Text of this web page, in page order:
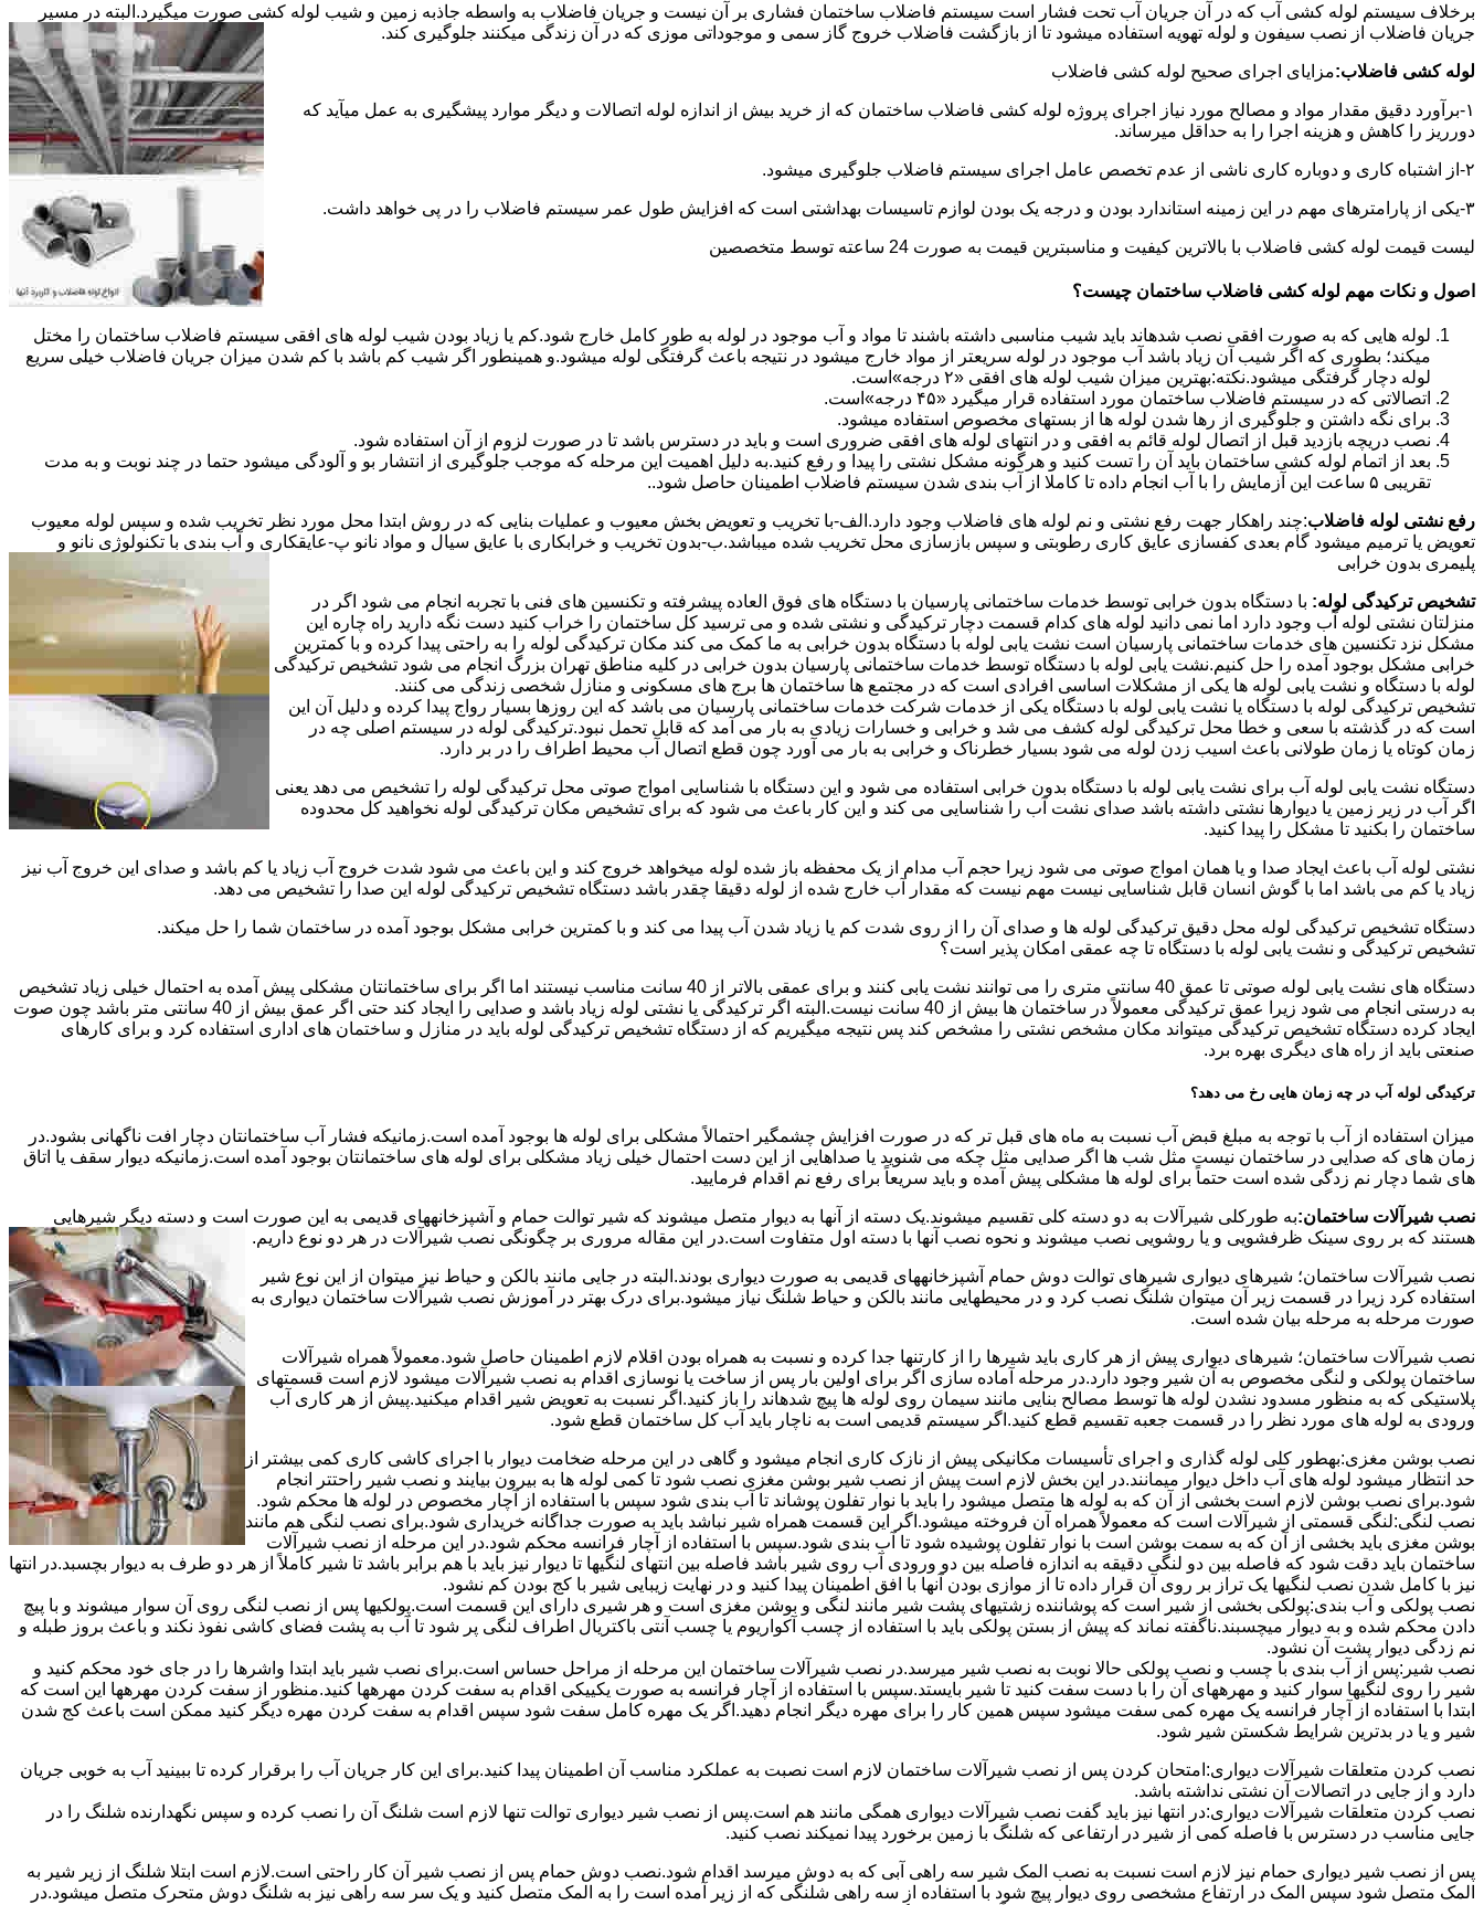
برخلاف سیستم لوله کشی آب که در آن جریان آب تحت فشار است سیستم فاضلاب ساختمان فشاری بر آن نیست و جریان فاضلاب به واسطه جاذبه زمین و شیب لوله کشی صورت میگیرد.البته در مسیر
جریان فاضلاب از نصب سیفون و لوله تهویه استفاده میشود تا از بازگشت فاضلاب خروج گاز سمی و موجوداتی موزی که در آن زندگی میکنند جلوگیری کند.
لوله کشی فاضلاب:مزایای اجرای صحیح لوله کشی فاضلاب
۱-برآورد دقیق مقدار مواد و مصالح مورد نیاز اجرای پروژه لوله کشی فاضلاب ساختمان که از خرید بیش از اندازه لوله اتصالات و دیگر موارد پیشگیری به عمل میآید که
دورریز را کاهش و هزینه اجرا را به حداقل میرساند.
۲-از اشتباه کاری و دوباره کاری ناشی از عدم تخصص عامل اجرای سیستم فاضلاب جلوگیری میشود.
۳-یکی از پارامترهای مهم در این زمینه استاندارد بودن و درجه یک بودن لوازم تاسیسات بهداشتی است که افزایش طول عمر سیستم فاضلاب را در پی خواهد داشت.
لیست قیمت لوله کشی فاضلاب با بالاترین کیفیت و مناسبترین قیمت به صورت 24 ساعته توسط متخصصین
اصول و نکات مهم لوله کشی فاضلاب ساختمان چیست؟
لوله هایی که به صورت افقی نصب شدهاند باید شیب مناسبی داشته باشند تا مواد و آب موجود در لوله به طور کامل خارج شود.کم یا زیاد بودن شیب لوله های افقی سیستم فاضلاب ساختمان را مختل
میکند؛ بطوری که اگر شیب آن زیاد باشد آب موجود در لوله سریعتر از مواد خارج میشود در نتیجه باعث گرفتگی لوله میشود.و همینطور اگر شیب کم باشد با کم شدن میزان جریان فاضلاب خیلی سریع
لوله دچار گرفتگی میشود.نکته:بهترین میزان شیب لوله های افقی «۲ درجه»است.
اتصالاتی که در سیستم فاضلاب ساختمان مورد استفاده قرار میگیرد «۴۵ درجه»است.
برای نگه داشتن و جلوگیری از رها شدن لوله ها از بستهای مخصوص استفاده میشود.
نصب دریچه بازدید قبل از اتصال لوله قائم به افقی و در انتهای لوله های افقی ضروری است و باید در دسترس باشد تا در صورت لزوم از آن استفاده شود.
بعد از اتمام لوله کشی ساختمان باید آن را تست کنید و هرگونه مشکل نشتی را پیدا و رفع کنید.به دلیل اهمیت این مرحله که موجب جلوگیری از انتشار بو و آلودگی میشود حتما در چند نوبت و به مدت
تقریبی ۵ ساعت این آزمایش را با آب انجام داده تا کاملا از آب بندی شدن سیستم فاضلاب اطمینان حاصل شود..
رفع نشتی لوله فاضلاب:چند راهکار جهت رفع نشتی و نم لوله های فاضلاب وجود دارد.الف-با تخریب و تعویض بخش معیوب و عملیات بنایی که در روش ابتدا محل مورد نظر تخریب شده و سپس لوله معیوب
تعویض یا ترمیم میشود گام بعدی کفسازی عایق کاری رطوبتی و سپس بازسازی محل تخریب شده میباشد.ب-بدون تخریب و خرابکاری با عایق سیال و مواد نانو پ-عایقکاری و آب بندی با تکنولوژی نانو و
پلیمری بدون خرابی
تشخیص ترکیدگی لوله: با دستگاه بدون خرابی توسط خدمات ساختمانی پارسیان با دستگاه های فوق العاده پیشرفته و تکنسین های فنی با تجربه انجام می شود اگر در
منزلتان نشتی لوله آب وجود دارد اما نمی دانید لوله های کدام قسمت دچار ترکیدگی و نشتی شده و می ترسید کل ساختمان را خراب کنید دست نگه دارید راه چاره این
مشکل نزد تکنسین های خدمات ساختمانی پارسیان است نشت یابی لوله با دستگاه بدون خرابی به ما کمک می کند مکان ترکیدگی لوله را به راحتی پیدا کرده و با کمترین
خرابی مشکل بوجود آمده را حل کنیم.نشت یابی لوله با دستگاه توسط خدمات ساختمانی پارسیان بدون خرابی در کلیه مناطق تهران بزرگ انجام می شود تشخیص ترکیدگی
لوله با دستگاه و نشت یابی لوله ها یکی از مشکلات اساسی افرادی است که در مجتمع ها ساختمان ها برج های مسکونی و منازل شخصی زندگی می کنند.
تشخیص ترکیدگی لوله با دستگاه یا نشت یابی لوله با دستگاه یکی از خدمات شرکت خدمات ساختمانی پارسیان می باشد که این روزها بسیار رواج پیدا کرده و دلیل آن این
است که در گذشته با سعی و خطا محل ترکیدگی لوله کشف می شد و خرابی و خسارات زیادی به بار می آمد که قابل تحمل نبود.ترکیدگی لوله در سیستم اصلی چه در
زمان کوتاه یا زمان طولانی باعث اسیب زدن لوله می شود بسیار خطرناک و خرابی به بار می آورد چون قطع اتصال آب محیط اطراف را در بر دارد.
دستگاه نشت یابی لوله آب برای نشت یابی لوله با دستگاه بدون خرابی استفاده می شود و این دستگاه با شناسایی امواج صوتی محل ترکیدگی لوله را تشخیص می دهد یعنی
اگر آب در زیر زمین یا دیوارها نشتی داشته باشد صدای نشت آب را شناسایی می کند و این کار باعث می شود که برای تشخیص مکان ترکیدگی لوله نخواهید کل محدوده
ساختمان را بکنید تا مشکل را پیدا کنید.
نشتی لوله آب باعث ایجاد صدا و یا همان امواج صوتی می شود زیرا حجم آب مدام از یک محفظه باز شده لوله میخواهد خروج کند و این باعث می شود شدت خروج آب زیاد یا کم باشد و صدای این خروج آب نیز
زیاد یا کم می باشد اما با گوش انسان قابل شناسایی نیست مهم نیست که مقدار آب خارج شده از لوله دقیقا چقدر باشد دستگاه تشخیص ترکیدگی لوله این صدا را تشخیص می دهد.
دستگاه تشخیص ترکیدگی لوله محل دقیق ترکیدگی لوله ها و صدای آن را از روی شدت کم یا زیاد شدن آب پیدا می کند و با کمترین خرابی مشکل بوجود آمده در ساختمان شما را حل میکند.
تشخیص ترکیدگی و نشت یابی لوله با دستگاه تا چه عمقی امکان پذیر است؟
دستگاه های نشت یابی لوله صوتی تا عمق 40 سانتی متری را می توانند نشت یابی کنند و برای عمقی بالاتر از 40 سانت مناسب نیستند اما اگر برای ساختمانتان مشکلی پیش آمده به احتمال خیلی زیاد تشخیص
به درستی انجام می شود زیرا عمق ترکیدگی معمولاً در ساختمان ها بیش از 40 سانت نیست.البته اگر ترکیدگی یا نشتی لوله زیاد باشد و صدایی را ایجاد کند حتی اگر عمق بیش از 40 سانتی متر باشد چون صوت
ایجاد کرده دستگاه تشخیص ترکیدگی میتواند مکان مشخص نشتی را مشخص کند پس نتیجه میگیریم که از دستگاه تشخیص ترکیدگی لوله باید در منازل و ساختمان های اداری استفاده کرد و برای کارهای
صنعتی باید از راه های دیگری بهره برد.
ترکیدگی لوله آب در چه زمان هایی رخ می دهد؟
میزان استفاده از آب با توجه به مبلغ قبض آب نسبت به ماه های قبل تر که در صورت افزایش چشمگیر احتمالاً مشکلی برای لوله ها بوجود آمده است.زمانیکه فشار آب ساختمانتان دچار افت ناگهانی بشود.در
زمان های که صدایی در ساختمان نیست مثل شب ها اگر صدایی مثل چکه می شنوید یا صداهایی از این دست احتمال خیلی زیاد مشکلی برای لوله های ساختمانتان بوجود آمده است.زمانیکه دیوار سقف یا اتاق
های شما دچار نم زدگی شده است حتماً برای لوله ها مشکلی پیش آمده و باید سریعاً برای رفع نم اقدام فرمایید.
نصب شیرآلات ساختمان:به طورکلی شیرآلات به دو دسته کلی تقسیم میشوند.یک دسته از آنها به دیوار متصل میشوند که شیر توالت حمام و آشپزخانههای قدیمی به این صورت است و دسته دیگر شیرهایی
هستند که بر روی سینک ظرفشویی و یا روشویی نصب میشوند و نحوه نصب آنها با دسته اول متفاوت است.در این مقاله مروری بر چگونگی نصب شیرآلات در هر دو نوع داریم.
نصب شیرآلات ساختمان؛ شیرهای دیواری شیرهای توالت دوش حمام آشپزخانههای قدیمی به صورت دیواری بودند.البته در جایی مانند بالکن و حیاط نیز میتوان از این نوع شیر
استفاده کرد زیرا در قسمت زیر آن میتوان شلنگ نصب کرد و در محیطهایی مانند بالکن و حیاط شلنگ نیاز میشود.برای درک بهتر در آموزش نصب شیرآلات ساختمان دیواری به
صورت مرحله به مرحله بیان شده است.
نصب شیرآلات ساختمان؛ شیرهای دیواری پیش از هر کاری باید شیرها را از کارتنها جدا کرده و نسبت به همراه بودن اقلام لازم اطمینان حاصل شود.معمولاً همراه شیرآلات
ساختمان پولکی و لنگی مخصوص به آن شیر وجود دارد.در مرحله آماده سازی اگر برای اولین بار پس از ساخت یا نوسازی اقدام به نصب شیرآلات میشود لازم است قسمتهای
پلاستیکی که به منظور مسدود نشدن لوله ها توسط مصالح بنایی مانند سیمان روی لوله ها پیچ شدهاند را باز کنید.اگر نسبت به تعویض شیر اقدام میکنید.پیش از هر کاری آب
ورودی به لوله های مورد نظر را در قسمت جعبه تقسیم قطع کنید.اگر سیستم قدیمی است به ناچار باید آب کل ساختمان قطع شود.
نصب بوشن مغزی:بهطور کلی لوله گذاری و اجرای تأسیسات مکانیکی پیش از نازک کاری انجام میشود و گاهی در این مرحله ضخامت دیوار با اجرای کاشی کاری کمی بیشتر از
حد انتظار میشود لوله های آب داخل دیوار میمانند.در این بخش لازم است پیش از نصب شیر بوشن مغزی نصب شود تا کمی لوله ها به بیرون بیایند و نصب شیر راحتتر انجام
شود.برای نصب بوشن لازم است بخشی از آن که به لوله ها متصل میشود را باید با نوار تفلون پوشاند تا آب بندی شود سپس با استفاده از آچار مخصوص در لوله ها محکم شود.
نصب لنگی:لنگی قسمتی از شیرآلات است که معمولاً همراه آن فروخته میشود.اگر این قسمت همراه شیر نباشد باید به صورت جداگانه خریداری شود.برای نصب لنگی هم مانند
بوشن مغزی باید بخشی از آن که به سمت بوشن است با نوار تفلون پوشیده شود تا آب بندی شود.سپس با استفاده از آچار فرانسه محکم شود.در این مرحله از نصب شیرآلات
ساختمان باید دقت شود که فاصله بین دو لنگی دقیقه به اندازه فاصله بین دو ورودی آب روی شیر باشد فاصله بین انتهای لنگیها تا دیوار نیز باید با هم برابر باشد تا شیر کاملاً از هر دو طرف به دیوار بچسبد.در انتها
نیز با کامل شدن نصب لنگیها یک تراز بر روی آن قرار داده تا از موازی بودن آنها با افق اطمینان پیدا کنید و در نهایت زیبایی شیر با کج بودن کم نشود.
نصب پولکی و آب بندی:پولکی بخشی از شیر است که پوشاننده زشتیهای پشت شیر مانند لنگی و بوشن مغزی است و هر شیری دارای این قسمت است.پولکیها پس از نصب لنگی روی آن سوار میشوند و با پیچ
دادن محکم شده و به دیوار میچسبند.ناگفته نماند که پیش از بستن پولکی باید با استفاده از چسب آکواریوم یا چسب آنتی باکتریال اطراف لنگی پر شود تا آب به پشت فضای کاشی نفوذ نکند و باعث بروز طبله و
نم زدگی دیوار پشت آن نشود.
نصب شیر:پس از آب بندی با چسب و نصب پولکی حالا نوبت به نصب شیر میرسد.در نصب شیرآلات ساختمان این مرحله از مراحل حساس است.برای نصب شیر باید ابتدا واشرها را در جای خود محکم کنید و
شیر را روی لنگیها سوار کنید و مهرههای آن را با دست سفت کنید تا شیر بایستد.سپس با استفاده از آچار فرانسه به صورت یکییکی اقدام به سفت کردن مهرهها کنید.منظور از سفت کردن مهرهها این است که
ابتدا با استفاده از آچار فرانسه یک مهره کمی سفت میشود سپس همین کار را برای مهره دیگر انجام دهید.اگر یک مهره کامل سفت شود سپس اقدام به سفت کردن مهره دیگر کنید ممکن است باعث کج شدن
شیر و یا در بدترین شرایط شکستن شیر شود.
نصب کردن متعلقات شیرآلات دیواری:امتحان کردن پس از نصب شیرآلات ساختمان لازم است نصبت به عملکرد مناسب آن اطمینان پیدا کنید.برای این کار جریان آب را برقرار کرده تا ببینید آب به خوبی جریان
دارد و از جایی در اتصالات آن نشتی نداشته باشد.
نصب کردن متعلقات شیرآلات دیواری:در انتها نیز باید گفت نصب شیرآلات دیواری همگی مانند هم است.پس از نصب شیر دیواری توالت تنها لازم است شلنگ آن را نصب کرده و سپس نگهدارنده شلنگ را در
جایی مناسب در دسترس با فاصله کمی از شیر در ارتفاعی که شلنگ با زمین برخورد پیدا نمیکند نصب کنید.
پس از نصب شیر دیواری حمام نیز لازم است نسبت به نصب المک شیر سه راهی آبی که به دوش میرسد اقدام شود.نصب دوش حمام پس از نصب شیر آن کار راحتی است.لازم است ابتلا شلنگ از زیر شیر به
المک متصل شود سپس المک در ارتفاع مشخصی روی دیوار پیچ شود با استفاده از سه راهی شلنگی که از زیر آمده است را به المک متصل کنید و یک سر سه راهی نیز به شلنگ دوش متحرک متصل میشود.در